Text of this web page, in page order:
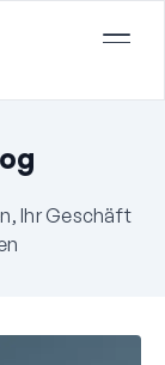
Ihr Geschäft